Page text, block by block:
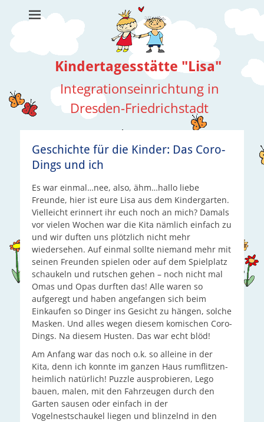
Kindertagesstätte "Lisa"
Integrationseinrichtung in
Dresden-Friedrichstadt
Suche
nach:
Geschichte für die Kinder: Das Coro-
Dings und ich
Es war einmal…nee, also, ähm…hallo liebe
Freunde, hier ist eure Lisa aus dem Kindergarten.
Vielleicht erinnert ihr euch noch an mich? Damals
vor vielen Wochen war die Kita nämlich einfach zu
und wir duften uns plötzlich nicht mehr
wiedersehen. Auf einmal sollte niemand mehr mit
seinen Freunden spielen oder auf dem Spielplatz
schaukeln und rutschen gehen – noch nicht mal
Omas und Opas durften das! Alle waren so
aufgeregt und haben angefangen sich beim
Einkaufen so Dinger ins Gesicht zu hängen, solche
Masken. Und alles wegen diesem komischen Coro-
Dings. Na diesem Husten. Das war echt blöd!
Am Anfang war das noch o.k. so alleine in der
Kita, denn ich konnte im ganzen Haus rumflitzen-
heimlich natürlich! Puzzle ausprobieren, Lego
bauen, malen, mit den Fahrzeugen durch den
Garten sausen oder einfach in der
Vogelnestschaukel liegen und blinzelnd in den